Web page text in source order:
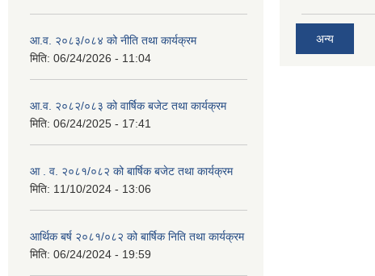
आ.व. २०८३/०८४ को नीति तथा कार्यक्रम
मिति: 06/24/2026 - 11:04
आ.व. २०८२/०८३ को वार्षिक बजेट तथा कार्यक्रम
मिति: 06/24/2025 - 17:41
आ . व. २०८१/०८२ को बार्षिक बजेट तथा कार्यक्रम
मिति: 11/10/2024 - 13:06
आर्थिक बर्ष २०८१/०८२ को बार्षिक निति तथा कार्यक्रम
मिति: 06/24/2024 - 19:59
अन्य